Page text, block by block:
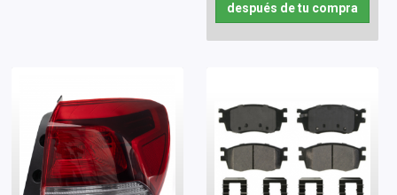
después de tu compra